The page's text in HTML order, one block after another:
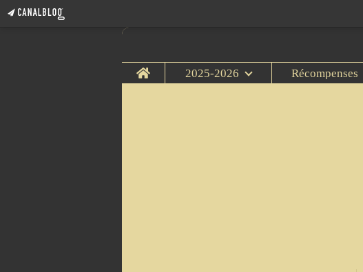
Home 2025-2026 Récompenses